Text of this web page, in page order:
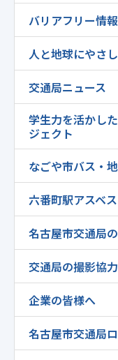
バリアフリー情報
人と地球にやさ
交通局ニュース
学生力を活かし
ジェクト
なごや市バス・
六番町駅アスベ
名古屋市交通局
交通局の撮影協
企業の皆様へ
名古屋市交通局